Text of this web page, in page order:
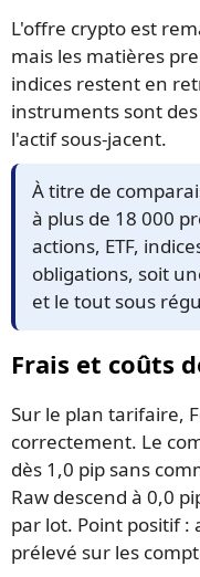
L'offre crypto est
mais les matières
indices restent en
instruments sont
l'actif sous-jacent.
À titre de
à plus de 18 000
actions, ETF,
obligations, soit
et le tout sous
Frais et coûts
Sur le plan tarifaire,
correctement. Le
dès 1,0 pip sans
Raw descend à 0,0
par lot. Point positif
prélevé sur les